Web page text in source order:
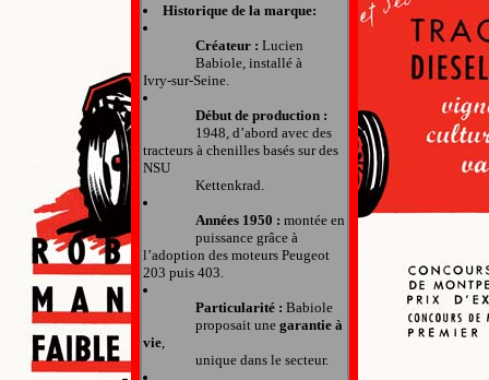
Historique de la marque:
Créateur : Lucien
Ivry‑sur‑Seine.
Début de production :
tracteurs à chenilles basés sur des
NSU
		Kettenkrad.
Années 1950 : montée en
l’adoption des moteurs Peugeot
203 puis 403.
Particularité : Babiole
		proposait une
garantie à
vie,
		unique dans le secteur.